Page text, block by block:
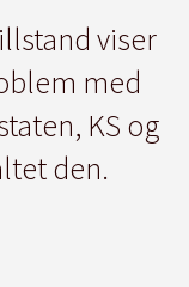
viser
med
KS og
den.